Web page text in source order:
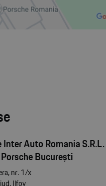
Inter Auto Romania S.R.L.
București
nr. 1/x
Ilfov